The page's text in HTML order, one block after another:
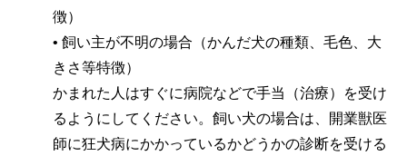
徴）
• 飼い主が不明の場合（かんだ犬の種類、毛色、大
きさ等特徴）
かまれた人はすぐに病院などで手当（治療）を受け
るようにしてください。飼い犬の場合は、開業獣医
師に狂犬病にかかっているかどうかの診断を受ける